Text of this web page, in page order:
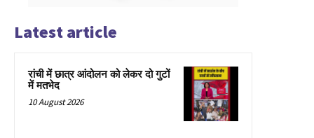
Latest article
रांची में छात्र आंदोलन को लेकर दो गुटों
में मतभेद
10 August 2026